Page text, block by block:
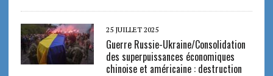
25 JUILLET 2025
Guerre Russie-Ukraine/Consolidation
des superpuissances économiques
chinoise et américaine : destruction